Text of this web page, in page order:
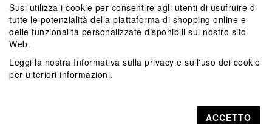
Susi utilizza i cookie per consentire agli utenti di usufruire di
tutte le potenzialità della piattaforma di shopping online e
delle funzionalità personalizzate disponibili sul nostro sito
Web.
Leggi la nostra Informativa sulla privacy e sull'uso dei cookie
per ulteriori informazioni.
ACCETTO